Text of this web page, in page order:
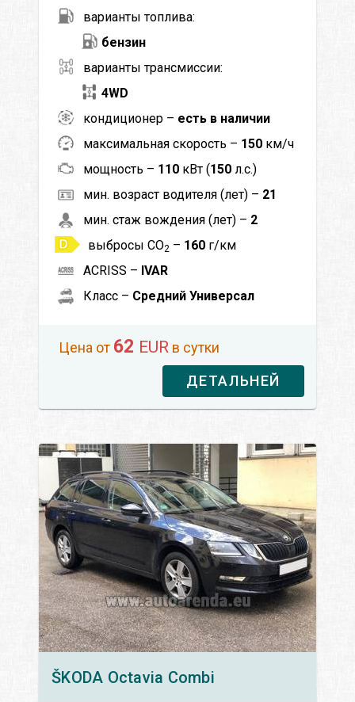
варианты топлива:
бензин
варианты трансмиссии:
4WD
кондиционер – есть в наличии
максимальная скорость – 150 км/ч
мощность – 110 кВт (150 л.с.)
мин. возраст водителя (лет) – 21
мин. стаж вождения (лет) – 2
выбросы CO2 – 160 г/км
ACRISS – IVAR
Класс – Средний Универсал
Цена от 62 EUR в сутки
ДЕТАЛЬНЕЙ
ŠKODA Octavia Сombi